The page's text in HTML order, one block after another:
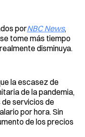
porNBC News,
tome más tiempo
disminuya.
la escasez de
de la pandemia,
servicios de
por hora. Sin
de los precios